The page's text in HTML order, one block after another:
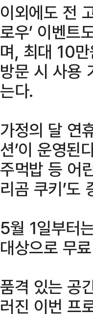
이외에도 전
로우’ 이벤트
며, 최대 10
방문 시 사용
는다.
가정의 달 연
션’이 운영
주먹밥 등 어
리곰 쿠키’도
5월 1일부터
대상으로 무
품격 있는 공
러진 이번 프